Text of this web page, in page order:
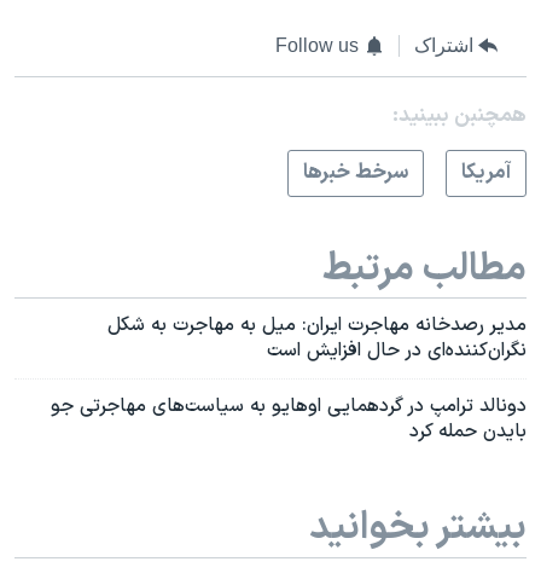
اشتراک Follow us
همچنبن ببینید:
آمريکا
سرخط خبرها
مطالب مرتبط
مدیر رصدخانه مهاجرت ایران: میل به مهاجرت به ‌شکل
نگران‌کننده‌ای در حال افزایش است
دونالد ترامپ در گردهمایی اوهایو به سیاست‌های مهاجرتی جو
بایدن حمله کرد
بیشتر بخوانید